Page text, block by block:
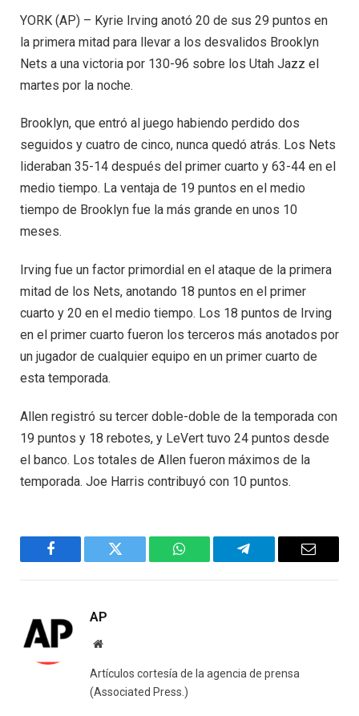
YORK (AP) – Kyrie Irving anotó 20 de sus 29 puntos en
la primera mitad para llevar a los desvalidos Brooklyn
Nets a una victoria por 130-96 sobre los Utah Jazz el
martes por la noche.
Brooklyn, que entró al juego habiendo perdido dos
seguidos y cuatro de cinco, nunca quedó atrás. Los Nets
lideraban 35-14 después del primer cuarto y 63-44 en el
medio tiempo. La ventaja de 19 puntos en el medio
tiempo de Brooklyn fue la más grande en unos 10
meses.
Irving fue un factor primordial en el ataque de la primera
mitad de los Nets, anotando 18 puntos en el primer
cuarto y 20 en el medio tiempo. Los 18 puntos de Irving
en el primer cuarto fueron los terceros más anotados por
un jugador de cualquier equipo en un primer cuarto de
esta temporada.
Allen registró su tercer doble-doble de la temporada con
19 puntos y 18 rebotes, y LeVert tuvo 24 puntos desde
el banco. Los totales de Allen fueron máximos de la
temporada. Joe Harris contribuyó con 10 puntos.
Facebook Twitter WhatsAppTelegram Email
AP
Website
Artículos cortesía de la agencia de prensa
(Associated Press.)